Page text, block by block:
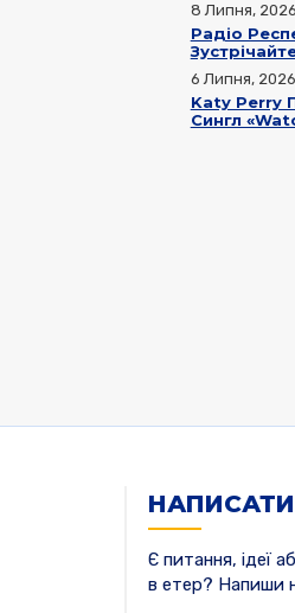
Радіо
8 Липня, 2026
Katy Perry
Сингл
6 Липня, 2026
Є питання, ідеї
в етер? Напиши